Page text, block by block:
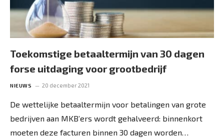
Toekomstige betaaltermijn van 30 dagen
forse uitdaging voor grootbedrijf
NIEUWS 20 december 2021
De wettelijke betaaltermijn voor betalingen van grote
bedrijven aan MKB’ers wordt gehalveerd: binnenkort
moeten deze facturen binnen 30 dagen worden…